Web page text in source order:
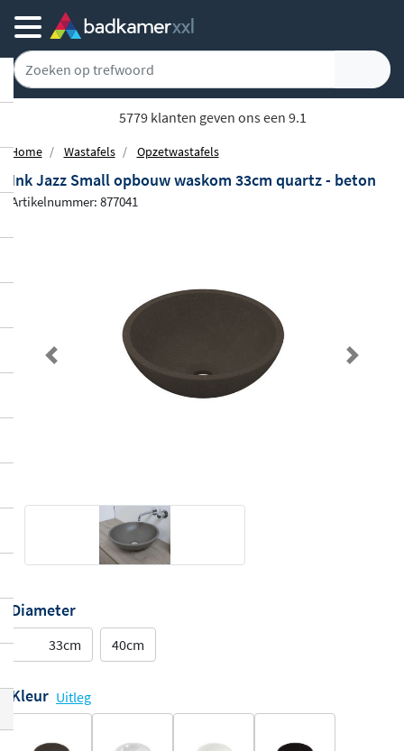
5779 klanten geven ons een 9.1
Home Wastafels Opzetwastafels
Ink Jazz Small opbouw waskom 33cm quartz - beton
Artikelnummer: 877041
Previous Next
Diameter
33cm 40cm
Kleur Uitleg